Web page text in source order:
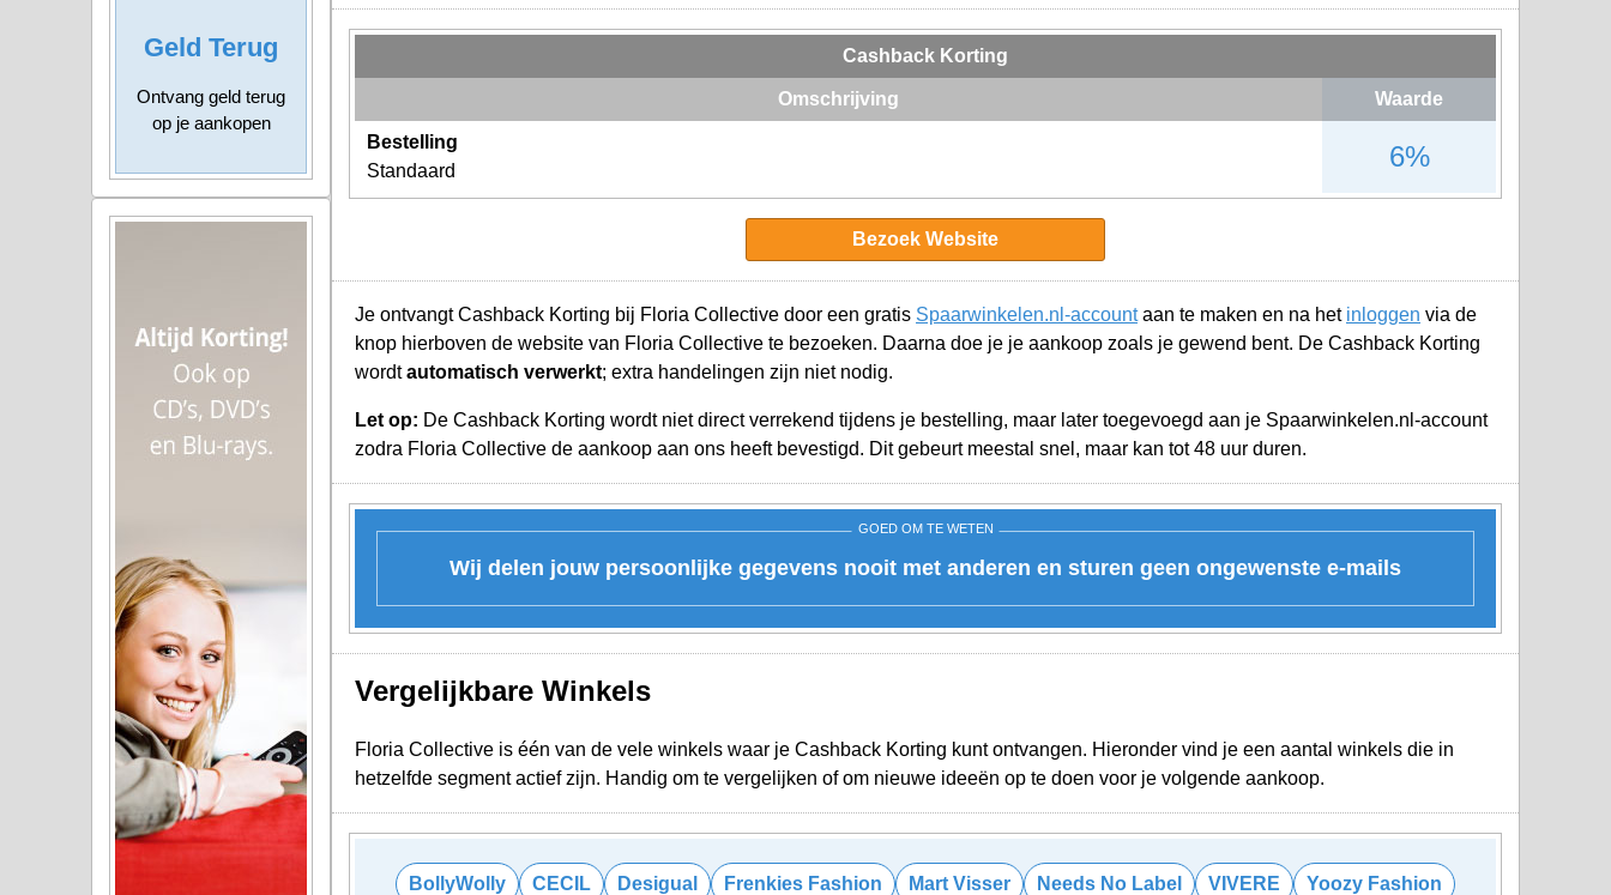
Geld Terug
Ontvang geld terug
op je aankopen
Cashback Korting
Omschrijving Waarde
Bestelling
Standaard
6%
Bezoek Website
Je ontvangt Cashback Korting bij Floria Collective door een gratis Spaarwinkelen.nl-accountaan te maken en na het inloggen via de
knop hierboven de website van Floria Collective te bezoeken. Daarna doe je je aankoop zoals je gewend bent. De Cashback Korting
wordtautomatisch verwerkt; extra handelingen zijn niet nodig.
Let op: De Cashback Korting wordt niet direct verrekend tijdens je bestelling, maar later toegevoegd aan je Spaarwinkelen.nl-account
zodra Floria Collective de aankoop aan ons heeft bevestigd. Dit gebeurt meestal snel, maar kan tot 48 uur duren.
GOED OM TE WETEN
Wij delen jouw persoonlijke gegevens nooit met anderen en sturen geen ongewenste e-mails
Vergelijkbare Winkels
Floria Collective is één van de vele winkels waar je Cashback Korting kunt ontvangen. Hieronder vind je een aantal winkels die in
hetzelfde segment actief zijn. Handig om te vergelijken of om nieuwe ideeën op te doen voor je volgende aankoop.
BollyWolly CECIL Desigual Frenkies Fashion Mart Visser Needs No Label VIVERE Yoozy Fashion